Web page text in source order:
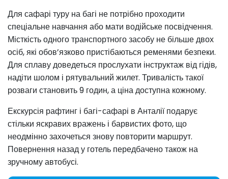
Для сафарі туру на багі не потрібно проходити
спеціальне навчання або мати водійське посвідчення.
Місткість одного транспортного засобу не більше двох
осіб, які обов’язково пристібаються ременями безпеки.
Для сплаву доведеться прослухати інструктаж від гідів,
надіти шолом і рятувальний жилет. Тривалість такої
розваги становить 9 годин, а ціна доступна кожному.
Екскурсія рафтинг і багі-сафарі в Анталії подарує
стільки яскравих вражень і барвистих фото, що
неодмінно захочеться знову повторити маршрут.
Повернення назад у готель передбачено також на
зручному автобусі.